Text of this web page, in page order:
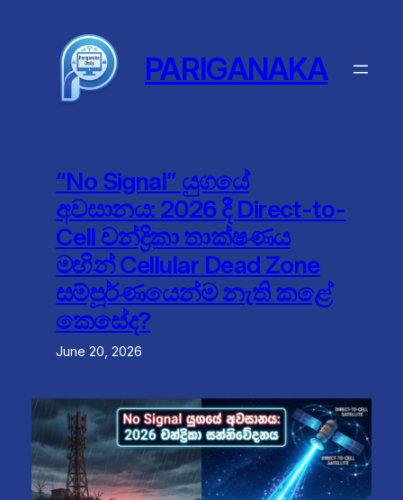
PARIGANAKA
“No Signal” යුගයේ
අවසානය: 2026 දී Direct-to-
Cell චන්ද්‍රිකා තාක්ෂණය
මඟින් Cellular Dead Zone
සම්පූර්ණයෙන්ම නැති කළේ
කෙසේද?
June 20, 2026